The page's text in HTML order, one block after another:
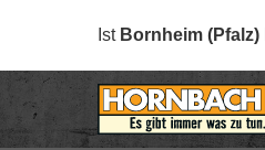
Ist Bornheim (Pfalz)